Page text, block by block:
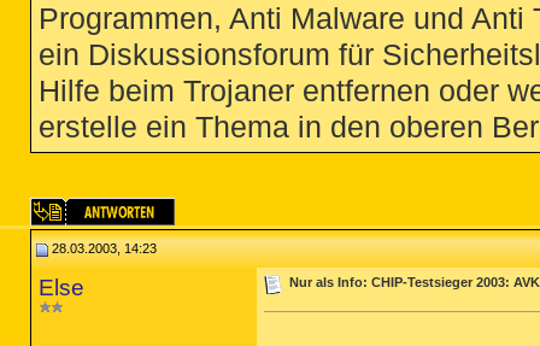
Programmen, Anti Malware und
ein Diskussionsforum für
Hilfe beim Trojaner entfernen oder
erstelle ein Thema in den oberen
28.03.2003, 14:23
Else Nur als Info: CHIP-Testsieger 2003: